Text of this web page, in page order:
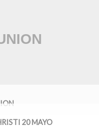
20 MAYO